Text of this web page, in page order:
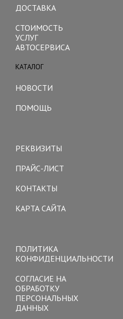
ДОСТАВКА
СТОИМОСТЬ
УСЛУГ
АВТОСЕРВИСА
КАТАЛОГ
НОВОСТИ
ПОМОЩЬ
РЕКВИЗИТЫ
ПРАЙС-ЛИСТ
КОНТАКТЫ
КАРТА САЙТА
ПОЛИТИКА
КОНФИДЕНЦИАЛЬНОСТИ
СОГЛАСИЕ НА
ОБРАБОТКУ
ПЕРСОНАЛЬНЫХ
ДАННЫХ